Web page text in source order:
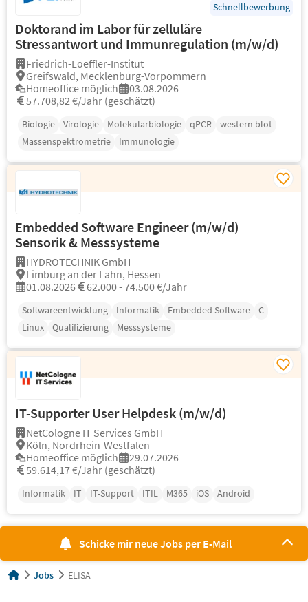
Schnellbewerbung
Doktorand im Labor für zelluläre
Stressantwort und Immunregulation (m/w/d)
Friedrich-Loeffler-Institut
Greifswald, Mecklenburg-Vorpommern
Homeoffice möglich
03.08.2026
57.708,82 €/Jahr (geschätzt)
Biologie Virologie Molekularbiologie qPCR
western blot
Massenspektrometrie
Immunologie
Embedded Software Engineer (m/w/d)
Sensorik & Messsysteme
HYDROTECHNIK GmbH
Limburg an der Lahn, Hessen
01.08.2026
62.000 - 74.500 €/Jahr
Softwareentwicklung Informatik Embedded Software
C
Linux
Qualifizierung Messsysteme
IT-Supporter User Helpdesk (m/w/d)
NetCologne IT Services GmbH
Köln, Nordrhein-Westfalen
Homeoffice möglich
29.07.2026
59.614,17 €/Jahr (geschätzt)
Informatik IT IT-Support ITIL M365 iOS Android
Schicke mir neue Jobs per E-Mail
Jobs ELISA